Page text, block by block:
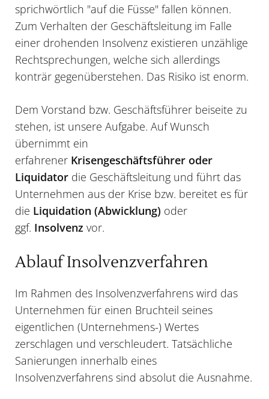
sprichwörtlich "auf die Füsse" fallen können.
Zum Verhalten der Geschäftsleitung im Falle
einer drohenden Insolvenz existieren unzählige
Rechtsprechungen, welche sich allerdings
konträr gegenüberstehen. Das Risiko ist enorm.
Dem Vorstand bzw. Geschäftsführer beiseite zu
stehen, ist unsere Aufgabe. Auf Wunsch
übernimmt ein
erfahrener Krisengeschäftsführer oder
Liquidator die Geschäftsleitung und führt das
Unternehmen aus der Krise bzw. bereitet es für
die Liquidation (Abwicklung) oder
ggf. Insolvenz vor.
Ablauf Insolvenzverfahren
Im Rahmen des Insolvenzverfahrens wird das
Unternehmen für einen Bruchteil seines
eigentlichen (Unternehmens-) Wertes
zerschlagen und verschleudert. Tatsächliche
Sanierungen innerhalb eines
Insolvenzverfahrens sind absolut die Ausnahme.